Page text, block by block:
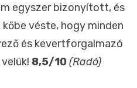
egyszer bizonyított, és
véste, hogy minden
és kevertforgalmazó
8,5/10(Radó)